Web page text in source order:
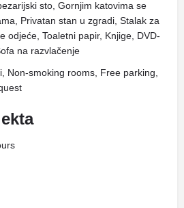
sto, Gornjim katovima se
Privatan stan u zgradi, Stalak za
odjeće, Toaletni papir, Knjige, DVD-
na razvlačenje
Non-smoking rooms, Free parking,